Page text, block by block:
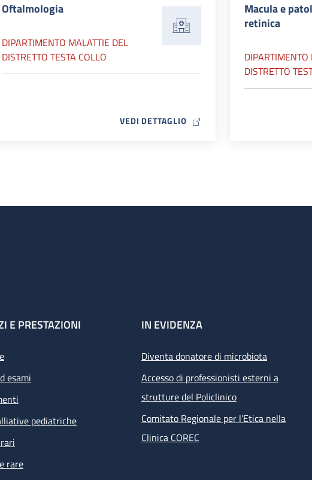
Oftalmologia
DIPARTIMENTO MALATTIE DEL
DISTRETTO TESTA COLLO
VEDI DETTAGLIOMAP ICON
Macula e
retinica
DISTRETTO
E PRESTAZIONI
esami
pediatriche
rare
IN EVIDENZA
Diventa donatore di microbiota
Accesso di professionisti esterni a
strutture del Policlinico
Comitato Regionale per l’Etica nella
Clinica COREC